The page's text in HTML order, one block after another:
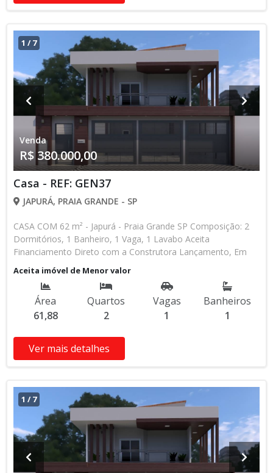
1 /7
Venda
R$ 380.000,00
Casa - REF: GEN37
JAPURÁ, PRAIA GRANDE - SP
CASA COM 62 m² - Japurá - Praia Grande SP Composição: 2
Dormitórios, 1 Banheiro, 1 Vaga, 1 Lavabo Aceita
Financiamento Direto com a Construtora Lançamento, Em
Obras Entrada de R$ 85.000,00 84 Parcelas Mensais de R$
2.476,16 8 Parcelas Anuais de R$ 4.000,00 R$ 25.000,00
Entrega das Chaves R$ 380.000,00 valor Total * Os valores e
disponibilidade podem ser alterados sem prévio aviso. Favor
verificar entrando em contato com nossa equipe
Aceita imóvel de Menor valor
Área
61,88
Quartos
2
Vagas
1
Banheiros
1
Ver mais detalhes
1 /7